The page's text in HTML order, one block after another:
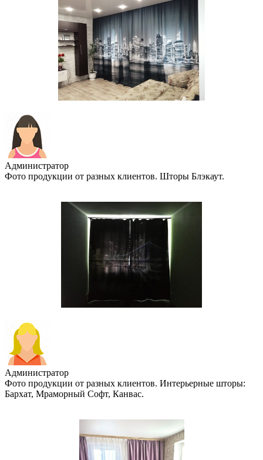
Администратор
Фото продукции от разных клиентов. Шторы Блэкаут.
Администратор
Фото продукции от разных клиентов. Интерьерные шторы:
Бархат, Мраморный Софт, Канвас.